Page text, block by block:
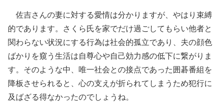
佐吉さんの妻に対する愛情は分かりますが、やはり束縛
的であります。さくら氏を家でだけ過ごしてもらい他者と
関わらない状況にする行為は社会的孤立であり、夫の顔色
ばかりを窺う生活は自尊心や自己効力感の低下に繋がりま
す。そのような中、唯一社会との接点であった囲碁番組を
降板させられると、心の支えが折られてしまうため犯行に
及ばざる得なかったのでしょうね。